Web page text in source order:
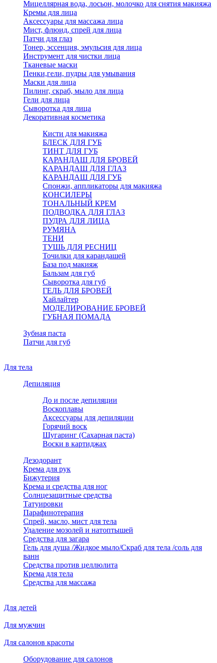
Мицеллярная вода, лосьон, молочко для снятия макияжа
Кремы для лица
Аксессуары для массажа лица
Мист, флюид, спрей для лица
Патчи для глаз
Тонер, эссенция, эмульсия для лица
Инструмент для чистки лица
Тканевые маски
Пенки,гели, пудры для умывания
Маски для лица
Пилинг, скраб, мыло для лица
Гели для лица
Сыворотка для лица
Декоративная косметика
Кисти для макияжа
БЛЕСК ДЛЯ ГУБ
ТИНТ ДЛЯ ГУБ
КАРАНДАШ ДЛЯ БРОВЕЙ
КАРАНДАШ ДЛЯ ГЛАЗ
КАРАНДАШ ДЛЯ ГУБ
Спонжи, аппликаторы для макияжа
КОНСИЛЕРЫ
ТОНАЛЬНЫЙ КРЕМ
ПОДВОДКА ДЛЯ ГЛАЗ
ПУДРА ДЛЯ ЛИЦА
РУМЯНА
ТЕНИ
ТУШЬ ДЛЯ РЕСНИЦ
Точилки для карандашей
База под макияж
Бальзам для губ
Сыворотка для губ
ГЕЛЬ ДЛЯ БРОВЕЙ
Хайлайтер
МОДЕЛИРОВАНИЕ БРОВЕЙ
ГУБНАЯ ПОМАДА
Зубная паста
Патчи для губ
Для тела
Депиляция
До и после депиляции
Воскоплавы
Аксессуары для депиляции
Горячий воск
Шугаринг (Сахарная паста)
Воски в картиджах
Дезодорант
Крема для рук
Бижутерия
Крема и средства для ног
Солнцезащитные средства
Татуировки
Парафинотерапия
Спрей, масло, мист для тела
Удаление мозолей и натоптышей
Средства для загара
Гель для душа /Жидкое мыло/Скраб для тела /соль для
ванн
Средства против целлюлита
Крема для тела
Средства для массажа
Для детей
Для мужчин
Для салонов красоты
Оборудование для салонов